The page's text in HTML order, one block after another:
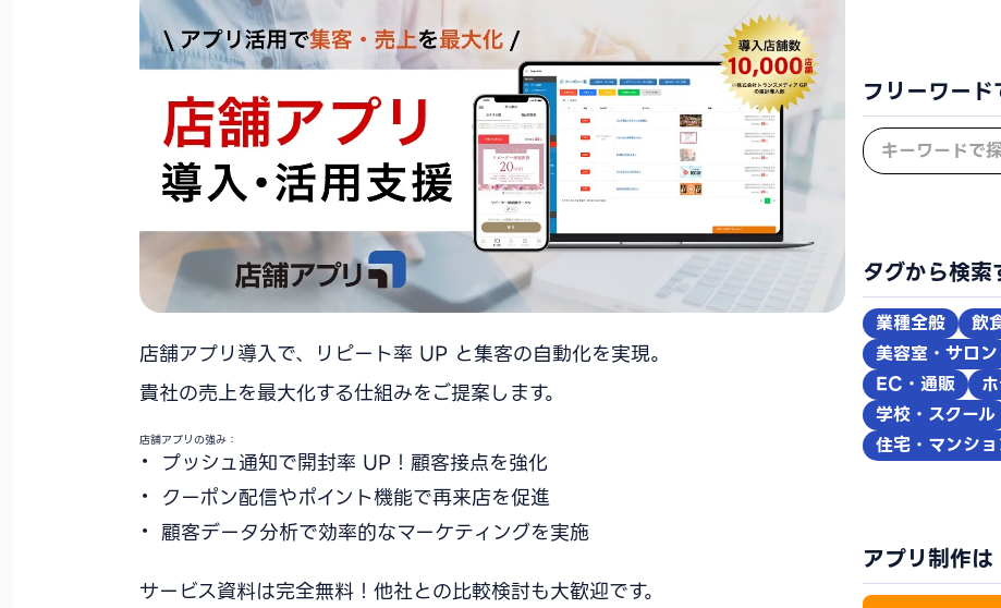
店舗アプリ導入で、リピート率 UP と集客の自動化を実現。
貴社の売上を最大化する仕組みをご提案します。
店舗アプリの強み：
プッシュ通知で開封率 UP！顧客接点を強化
クーポン配信やポイント機能で再来店を促進
顧客データ分析で効率的なマーケティングを実施
サービス資料は完全無料！他社との比較検討も大歓迎です。
フリーワー
タグから検索
業種全般 飲
美容室・サロン
EC・通販
学校・スクール
住宅・マンシ
アプリ制作は